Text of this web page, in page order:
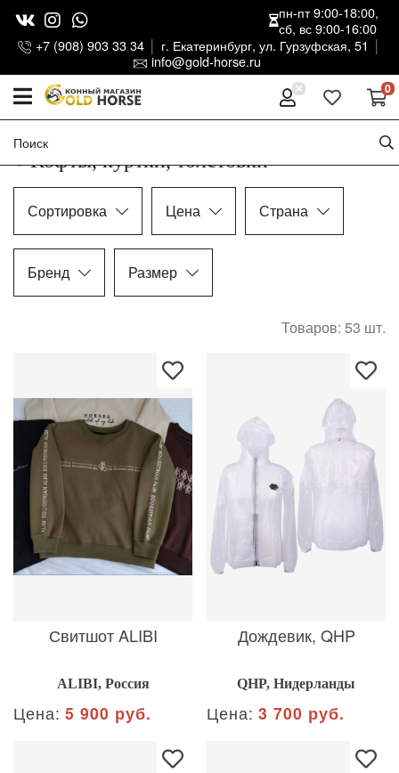
+7 (908) 903 33 34
г. Екатеринбург, ул. Гурзуфская, 51
info@gold-horse.ru
пн-пт 9:00-18:00,
сб, вс 9:00-16:00
0
Кофты, куртки, толстовки
Сортировка Цена Страна
Бренд Размер
Товаров: 53 шт.
Свитшот ALIBI
ALIBI, Россия
Цена: 5 900 руб.
Дождевик, QHP
QHP, Нидерланды
Цена: 3 700 руб.